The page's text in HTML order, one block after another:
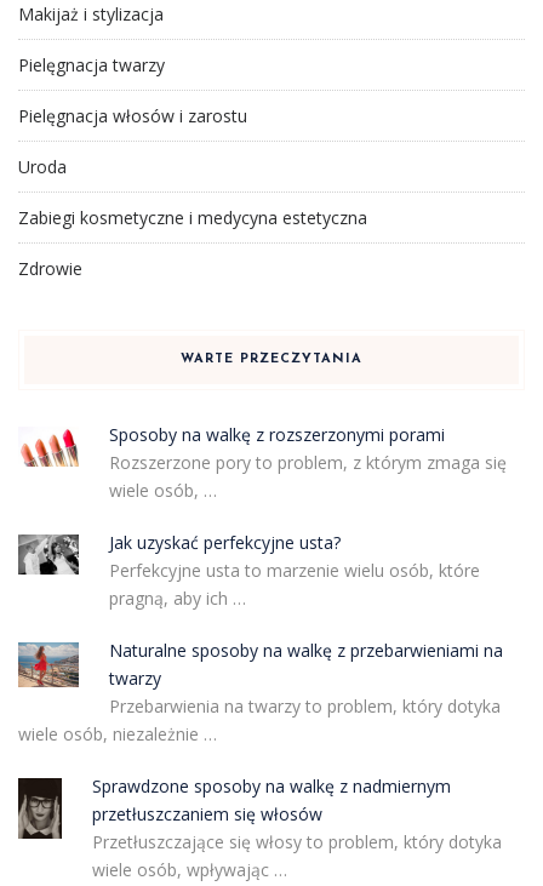
Makijaż i stylizacja
Pielęgnacja twarzy
Pielęgnacja włosów i zarostu
Uroda
Zabiegi kosmetyczne i medycyna estetyczna
Zdrowie
WARTE PRZECZYTANIA
Sposoby na walkę z rozszerzonymi porami
Rozszerzone pory to problem, z którym zmaga się
wiele osób, …
Jak uzyskać perfekcyjne usta?
Perfekcyjne usta to marzenie wielu osób, które
pragną, aby ich …
Naturalne sposoby na walkę z przebarwieniami na
twarzy
Przebarwienia na twarzy to problem, który dotyka
wiele osób, niezależnie …
Sprawdzone sposoby na walkę z nadmiernym
przetłuszczaniem się włosów
Przetłuszczające się włosy to problem, który dotyka
wiele osób, wpływając …